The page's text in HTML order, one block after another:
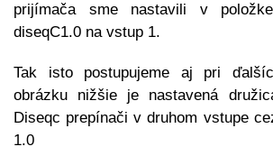
prijímača sme nastavili v
diseqC1.0 na vstup 1.
Tak isto postupujeme aj pri
obrázku nižšie je nastavená
Diseqc prepínači v druhom vstupe
1.0